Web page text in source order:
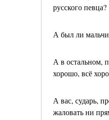
русского певца?
А был ли
А в остальном,
хорошо, всё
А вас, сударь,
жаловать ни